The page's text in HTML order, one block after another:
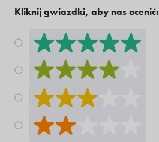
Kliknij gwiazdki, aby nas ocenić: